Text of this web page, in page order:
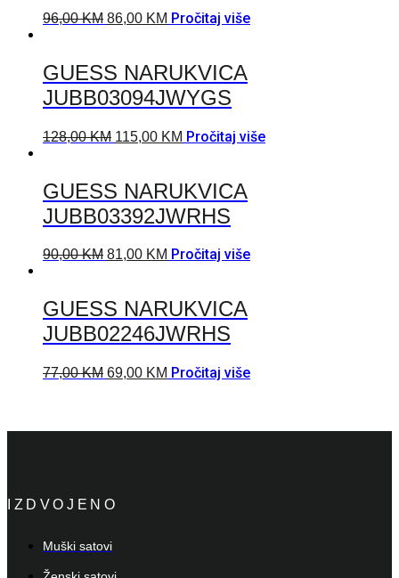
96,00KM 86,00 KM Pročitaj više
GUESS NARUKVICA
JUBB03094JWYGS
128,00KM 115,00 KM Pročitaj više
GUESS NARUKVICA
JUBB03392JWRHS
90,00KM 81,00 KM Pročitaj više
GUESS NARUKVICA
JUBB02246JWRHS
77,00KM 69,00 KM Pročitaj više
IZDVOJENO
Muški satovi